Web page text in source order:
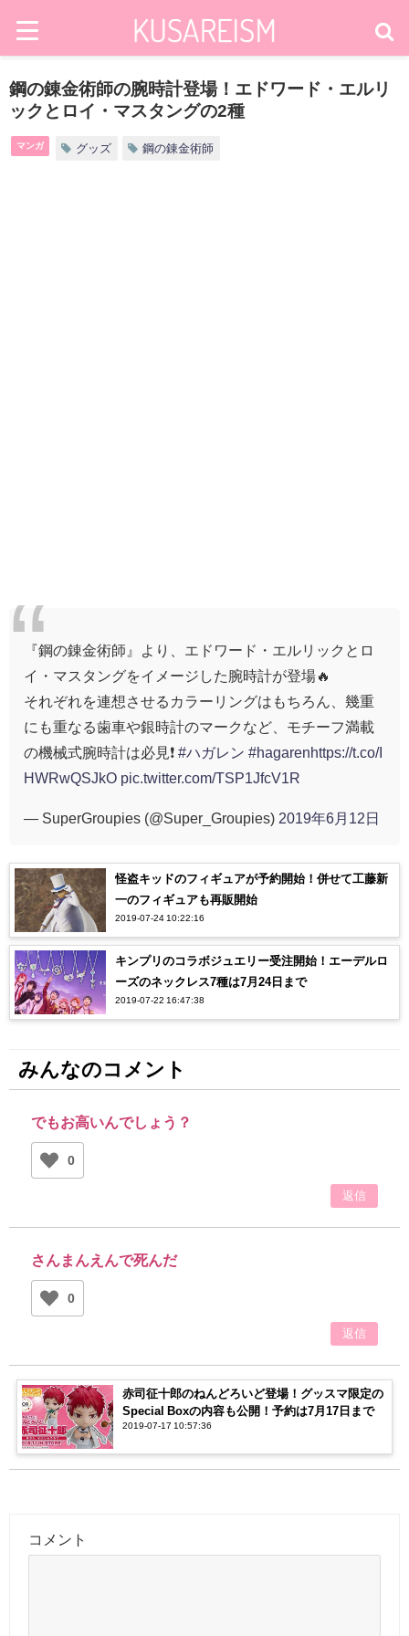
鋼の錬金術師の腕時計登場！エドワード・エルリ
ックとロイ・マスタングの2種
マンガ グッズ 鋼の錬金術師
『鋼の錬金術師』より、エドワード・エルリックとロ
イ・マスタングをイメージした腕時計が登場🔥
それぞれを連想させるカラーリングはもちろん、幾重
にも重なる歯車や銀時計のマークなど、モチーフ満載
の機械式腕時計は必見❗ #ハガレン #hagarenhttps://t.co/I
HWRwQSJkO pic.twitter.com/TSP1JfcV1R
— SuperGroupies (@Super_Groupies) 2019年6月12日
怪盗キッドのフィギュアが予約開始！併せて工藤新
一のフィギュアも再販開始
2019-07-24 10:22:16
キンプリのコラボジュエリー受注開始！エーデルロ
ーズのネックレス7種は7月24日まで
2019-07-22 16:47:38
みんなのコメント
でもお高いんでしょう？
0
返信
さんまんえんで死んだ
0
返信
赤司征十郎のねんどろいど登場！グッスマ限定の
Special Boxの内容も公開！予約は7月17日まで
2019-07-17 10:57:36
コメント